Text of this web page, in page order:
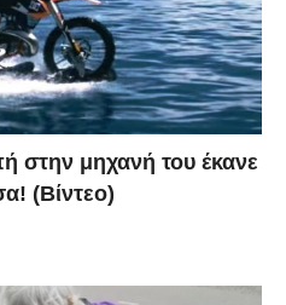
στην μηχανή του έκανε
(Βίντεο)